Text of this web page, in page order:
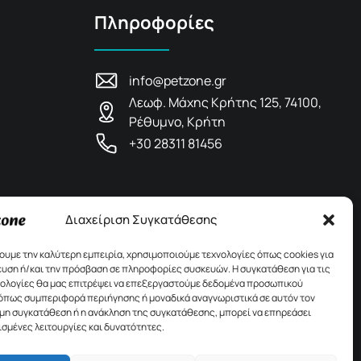
Διαχείριση Συγκατάθεσης
την καλύτερη εμπειρία, χρησιμοποιούμε τεχνολογίες όπως cookies για
ή/και την πρόσβαση σε πληροφορίες συσκευών. Η συγκατάθεση για τις
θα μας επιτρέψει να επεξεργαστούμε δεδομένα προσωπικού
συμπεριφορά περιήγησης ή μοναδικά αναγνωριστικά σε αυτόν τον
συγκατάθεση ή η ανάκληση της συγκατάθεσης, μπορεί να επηρεάσει
λειτουργίες και δυνατότητες.
Πληροφορίες
info@petzone.gr
Λεωφ. Μάχης Κρήτης 125, 74100,
Ρέθυμνο, Κρήτη
+30 28311 81456